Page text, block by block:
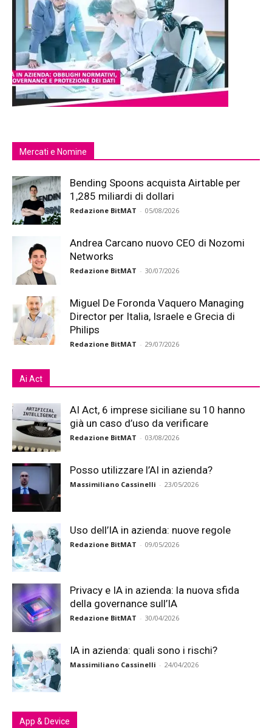
Mercati e Nomine
Bending Spoons acquista Airtable per
1,285 miliardi di dollari
Redazione BitMAT - 05/08/2026
Andrea Carcano nuovo CEO di Nozomi
Networks
Redazione BitMAT - 30/07/2026
Miguel De Foronda Vaquero Managing
Director per Italia, Israele e Grecia di
Philips
Redazione BitMAT - 29/07/2026
Ai Act
AI Act, 6 imprese siciliane su 10 hanno
già un caso d’uso da verificare
Redazione BitMAT - 03/08/2026
Posso utilizzare l’AI in azienda?
Massimiliano Cassinelli - 23/05/2026
Uso dell’IA in azienda: nuove regole
Redazione BitMAT - 09/05/2026
Privacy e IA in azienda: la nuova sfida
della governance sull’IA
Redazione BitMAT - 30/04/2026
IA in azienda: quali sono i rischi?
Massimiliano Cassinelli - 24/04/2026
App & Device